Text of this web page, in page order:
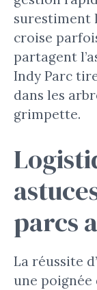
surestiment
croise
partagent
Indy Parc
dans les
grimpette.
parcs
La réussite
une poignée